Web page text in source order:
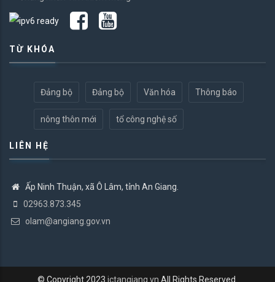
TỪ KHÓA
Đảng bộ Đảng bộ Văn hóa Thông báo
nông thôn mới tổ công nghệ số
LIÊN HỆ
Ấp Ninh Thuận, xã Ô Lâm, tỉnh An Giang.
02963.873.345
olam@angiang.gov.vn
© Copyright 2023 ictangiang.vn All Rights Reserved.